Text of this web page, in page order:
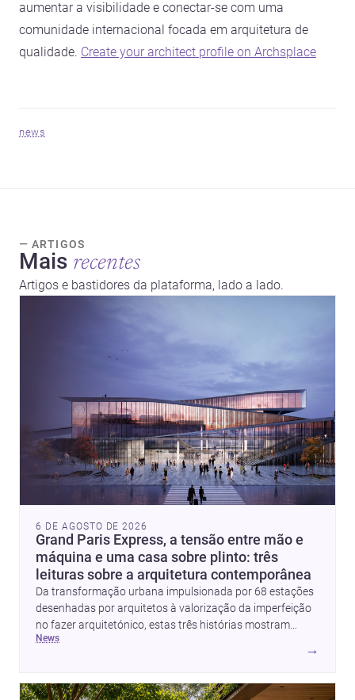
aumentar a visibilidade e conectar-se com uma
comunidade internacional focada em arquitetura de
qualidade. Create your architect profile on Archsplace
news
— ARTIGOS
Mais recentes
Artigos e bastidores da plataforma, lado a lado.
6 DE AGOSTO DE 2026
Grand Paris Express, a tensão entre mão e
máquina e uma casa sobre plinto: três
leituras sobre a arquitetura contemporânea
Da transformação urbana impulsionada por 68 estações
desenhadas por arquitetos à valorização da imperfeição
no fazer arquitetónico, estas três histórias mostram
como a disciplina continua a reinventar cidades, materiais
doméstico revela uma abordagem subtil e
news
→